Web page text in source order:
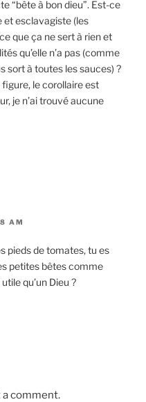
“bête à bon dieu”. Est-ce
et esclavagiste (les
que ça ne sert à rien et
qu’elle n’a pas (comme
sort à toutes les sauces) ?
le corollaire est
je n’ai trouvé aucune
AM
pieds de tomates, tu es
petites bêtes comme
qu’un Dieu ?
comment.